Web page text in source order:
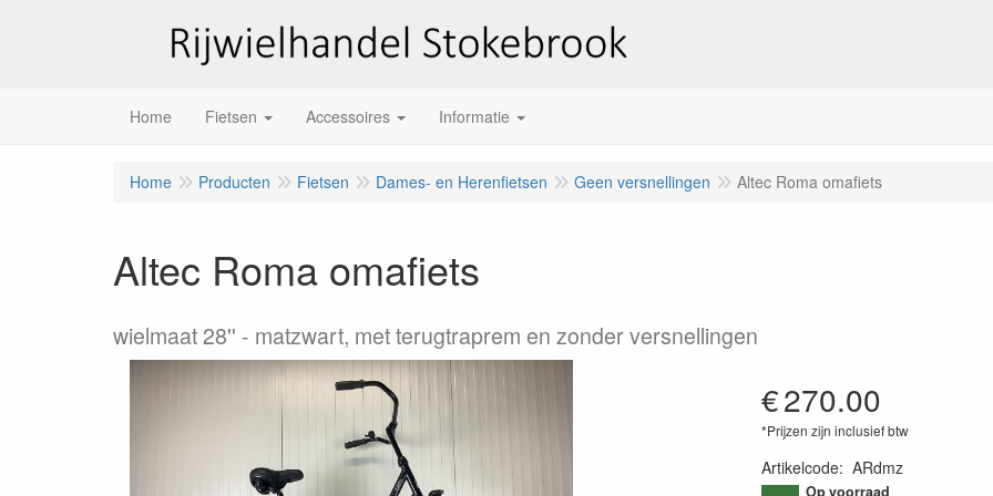
Home Fietsen Accessoires Informatie
Home Producten Fietsen Dames- en Herenfietsen Geen versnellingen Altec Roma omafiets
Altec Roma omafiets
wielmaat 28'' matzwart, met terugtraprem en zonder versnellingen
€270.00
*Prijzen zijn inclusief btw
Artikelcode: ARdmz
Op voorraad